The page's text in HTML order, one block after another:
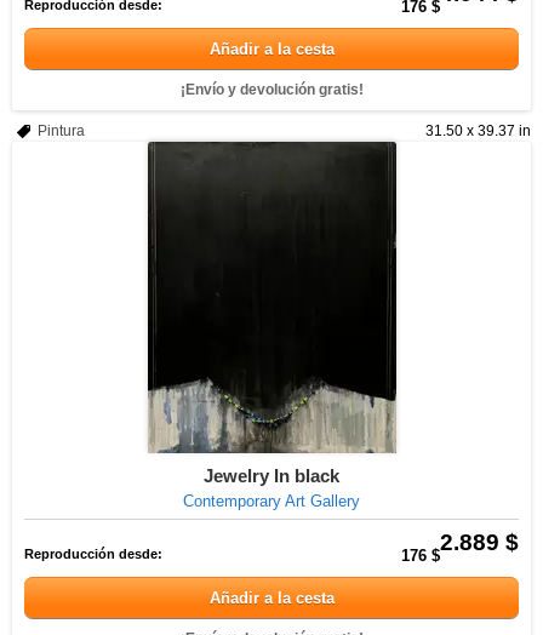
Reproducción desde: 176 $
Añadir a la cesta
¡Envío y devolución gratis!
31.50 x 39.37 in
Pintura
Jewelry In black
Contemporary Art Gallery
2.889 $
Reproducción desde: 176 $
Añadir a la cesta